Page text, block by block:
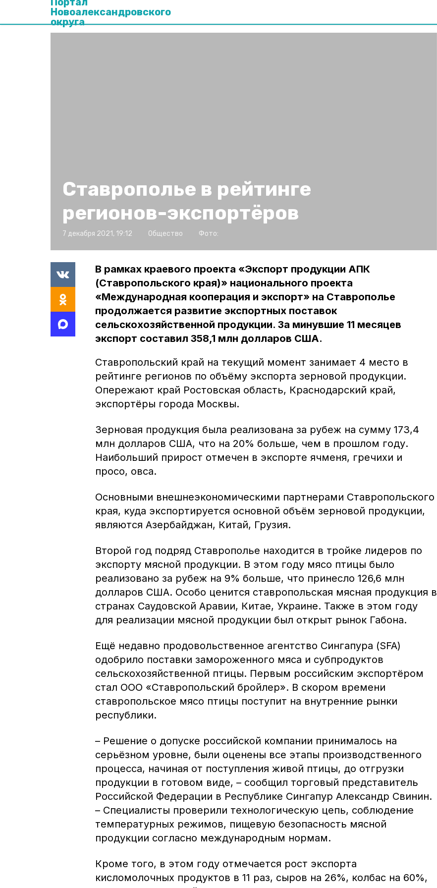
Новоалександровского
округа
Ставрополье в рейтинге
регионов-экспортёров
7 декабря 2021, 19:12 Общество Фото:
В рамках краевого проекта «Экспорт продукции АПК
(Ставропольского края)» национального проекта
«Международная кооперация и экспорт» на Ставрополье
продолжается развитие экспортных поставок
сельскохозяйственной продукции. За минувшие 11 месяцев
экспорт составил 358,1 млн долларов США.
Ставропольский край на текущий момент занимает 4 место в
рейтинге регионов по объёму экспорта зерновой продукции.
Опережают край Ростовская область, Краснодарский край,
экспортёры города Москвы.
Зерновая продукция была реализована за рубеж на сумму 173,4
млн долларов США, что на 20% больше, чем в прошлом году.
Наибольший прирост отмечен в экспорте ячменя, гречихи и
просо, овса.
Основными внешнеэкономическими партнерами Ставропольского
края, куда экспортируется основной объём зерновой продукции,
являются Азербайджан, Китай, Грузия.
Второй год подряд Ставрополье находится в тройке лидеров по
экспорту мясной продукции. В этом году мясо птицы было
реализовано за рубеж на 9% больше, что принесло 126,6 млн
долларов США. Особо ценится ставропольская мясная продукция в
странах Саудовской Аравии, Китае, Украине. Также в этом году
для реализации мясной продукции был открыт рынок Габона.
Ещё недавно продовольственное агентство Сингапура (SFA)
одобрило поставки замороженного мяса и субпродуктов
сельскохозяйственной птицы. Первым российским экспортёром
стал ООО «Ставропольский бройлер». В скором времени
ставропольское мясо птицы поступит на внутренние рынки
республики.
– Решение о допуске российской компании принималось на
серьёзном уровне, были оценены все этапы производственного
процесса, начиная от поступления живой птицы, до отгрузки
продукции в готовом виде, – сообщил торговый представитель
Российской Федерации в Республике Сингапур Александр Свинин.
– Специалисты проверили технологическую цепь, соблюдение
температурных режимов, пищевую безопасность мясной
продукции согласно международным нормам.
Кроме того, в этом году отмечается рост экспорта
кисломолочных продуктов в 11 раз, сыров на 26%, колбас на 60%,